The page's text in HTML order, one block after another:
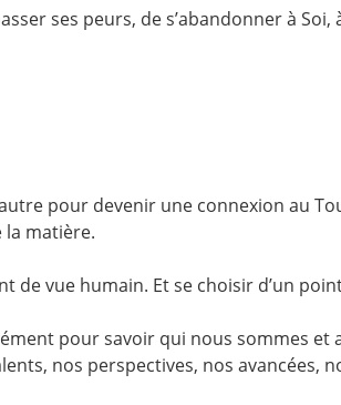
ses peurs, de s’abandonner à Soi,
pour devenir une connexion au
la matière.
de vue humain. Et se choisir d’un
pour savoir qui nous sommes et
nos perspectives, nos avancées,